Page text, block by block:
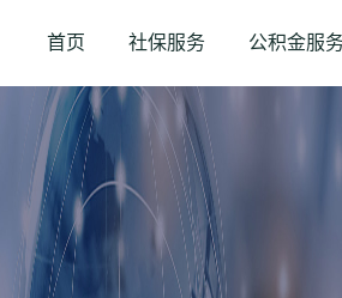
首页 社保服务 公积金服